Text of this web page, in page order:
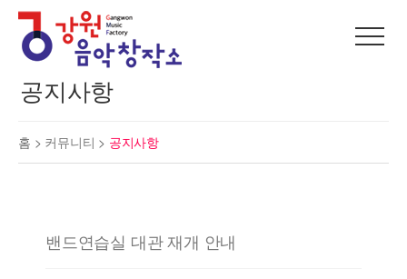
공지사항
홈 > 커뮤니티 > 공지사항
밴드연습실 대관 재개 안내